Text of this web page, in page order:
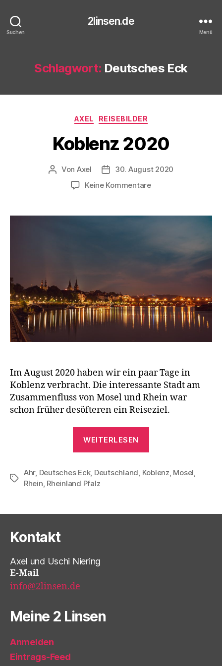
Suchen
2linsen.de
Menü
Schlagwort: Deutsches Eck
Kategorien
AXEL REISEBILDER
Koblenz 2020
Beitragsautor
Von Axel Veröffentlichungsdatum
30. August 2020
Keine Kommentarezu
Im August 2020 haben wir ein paar Tage in
Koblenz verbracht. Die interessante Stadt am
Zusammenfluss von Mosel und Rhein war
schon früher desöfteren ein Reiseziel.
WEITERLESEN
Schlagwörter
Ahr, Deutsches Eck, Deutschland, Koblenz, Mosel,
Rhein, Rheinland Pfalz
Kontakt
Axel und Uschi Niering
E-Mail
info@2linsen.de
Meine 2 Linsen
Anmelden
Eintrags-Feed